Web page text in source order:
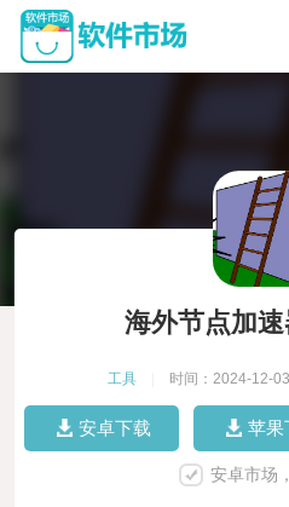
海外节点加
工具 时间：2024-12-03
安卓下载 苹果
安卓市场